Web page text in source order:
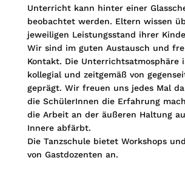
Unterricht kann hinter einer
beobachtet werden. Eltern wissen
jeweiligen Leistungsstand ihrer
Wir sind im guten Austausch und
Kontakt. Die Unterrichtsatmosphäre
kollegial und zeitgemäß von
geprägt. Wir freuen uns jedes Mal
die SchülerInnen die Erfahrung
die Arbeit an der äußeren Haltung
Innere abfärbt.
Die Tanzschule bietet Workshops
von Gastdozenten an.